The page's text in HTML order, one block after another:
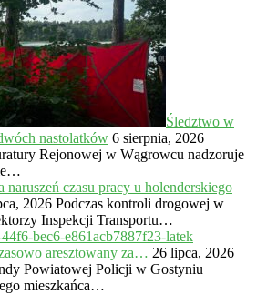
Śledztwo w
nastolatków 6 sierpnia, 2026
Rejonowej w Wągrowcu nadzoruje
naruszeń czasu pracy u holenderskiego
2026 Podczas kontroli drogowej w
Inspekcji Transportu…
23-latek
aresztowany za… 26 lipca, 2026
Powiatowej Policji w Gostyniu
mieszkańca…